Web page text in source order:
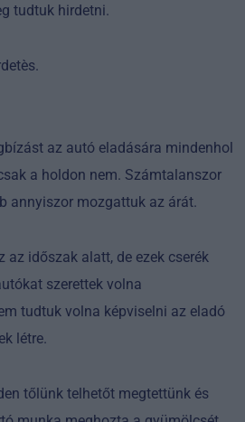
tudtuk hirdetni.
az autó eladására mindenhol
a holdon nem. Számtalanszor
annyiszor mozgattuk az árát.
az időszak alatt, de ezek cserék
szerettek volna
tudtuk volna képviselni az eladó
létre.
tőlünk telhetőt megtettünk és